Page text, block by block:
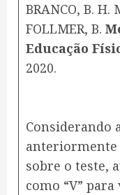
BRANCO, B. H.
FOLLMER, B.
Educação
2020.
Considerando
anteriormente
sobre o teste,
como “V”